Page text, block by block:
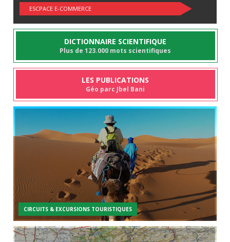
ESCPACE E-COMMERCE
DICTIONNAIRE SCIENTIFIQUE
Plus de 123.000 mots scientifiques
LES PUBLICATIONS
Géo parc Jbel Bani
CIRCUITS & EXCURSIONS TOURISTIQUES